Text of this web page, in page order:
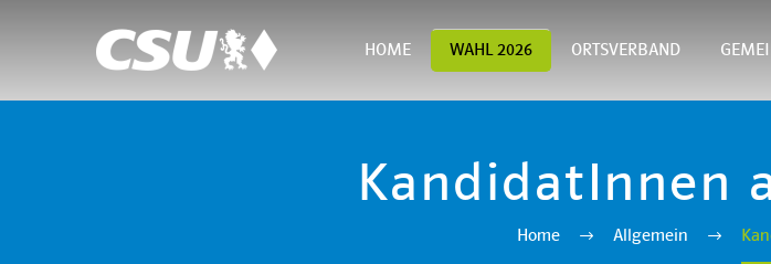
HOME WAHL 2026 ORTSVERBAND
KandidatInnen
Home Allgemein